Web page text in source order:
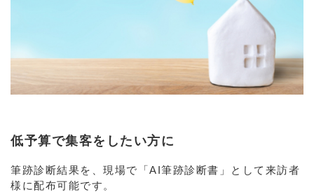
低予算で集客をしたい方に
筆跡診断結果を、現場で「AI筆跡診断書」として来訪者
様に配布可能です。